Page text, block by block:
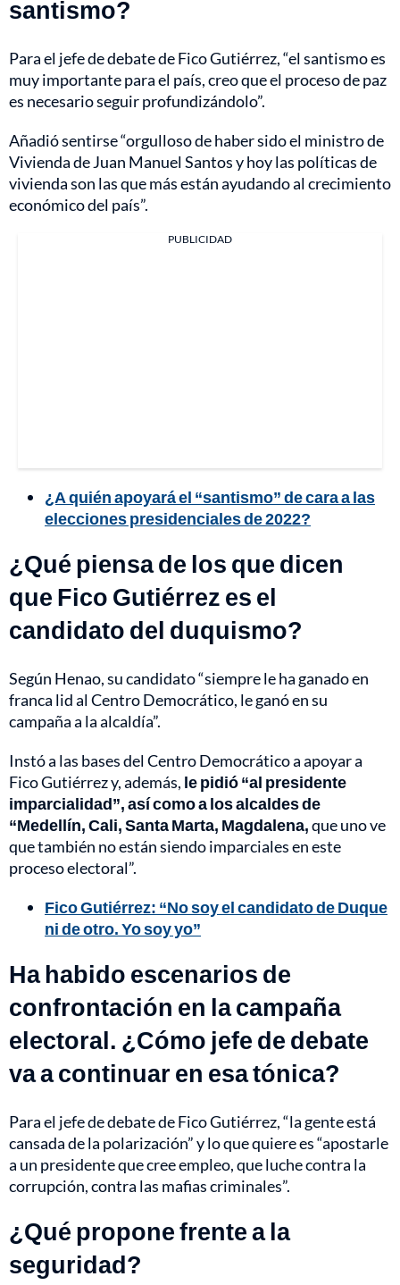
santismo?
Para el jefe de debate de Fico Gutiérrez, “el santismo es
muy importante para el país, creo que el proceso de paz
es necesario seguir profundizándolo”.
Añadió sentirse “orgulloso de haber sido el ministro de
Vivienda de Juan Manuel Santos y hoy las políticas de
vivienda son las que más están ayudando al crecimiento
económico del país”.
PUBLICIDAD
¿A quién apoyará el “santismo” de cara a las
elecciones presidenciales de 2022?
¿Qué piensa de los que dicen
que Fico Gutiérrez es el
candidato del duquismo?
Según Henao, su candidato “siempre le ha ganado en
franca lid al Centro Democrático, le ganó en su
campaña a la alcaldía”.
Instó a las bases del Centro Democrático a apoyar a
Fico Gutiérrez y, además, le pidió “al presidente
imparcialidad”, así como a los alcaldes de
“Medellín, Cali, Santa Marta, Magdalena,que uno ve
que también no están siendo imparciales en este
proceso electoral”.
Fico Gutiérrez: “No soy el candidato de Duque
ni de otro. Yo soy yo”
Ha habido escenarios de
confrontación en la campaña
electoral. ¿Cómo jefe de debate
va a continuar en esa tónica?
Para el jefe de debate de Fico Gutiérrez, “la gente está
cansada de la polarización” y lo que quiere es “apostarle
a un presidente que cree empleo, que luche contra la
corrupción, contra las mafias criminales”.
¿Qué propone frente a la
seguridad?